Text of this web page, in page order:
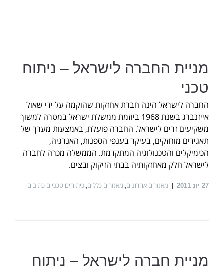
מניית החברה לישראל – ניתוח
טכני
החברה לישראל הינה חברת אחזקות שהוקמה על ידי שאול
אייזנברג בשנת 1968 ביוזמת ממשלת ישראל במטרה למשוך
משקיעים זרים לישראל. החברה פועלת, באמצעות מערך של
תאגידים מוחזקים, בעיקר בענפי הספנות, האנרגיה,
הכימיקלים והטכנולוגיה המתקדמת. הממשלה מכרה לחברה
לישראל חלק מאחזקותיה בבתי הזיקוק ובצים.
27 יונ 2011 מאמרים אחרונים, מאמרים כללים, ניתוחים טכניים כתובים
מניית חברה לישראל – ניתוח